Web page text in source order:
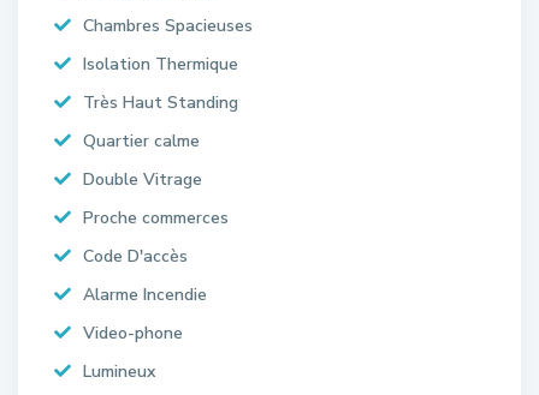
Chambres Spacieuses
Isolation Thermique
Très Haut Standing
Quartier calme
Double Vitrage
Proche commerces
Code D'accès
Alarme Incendie
Video-phone
Lumineux